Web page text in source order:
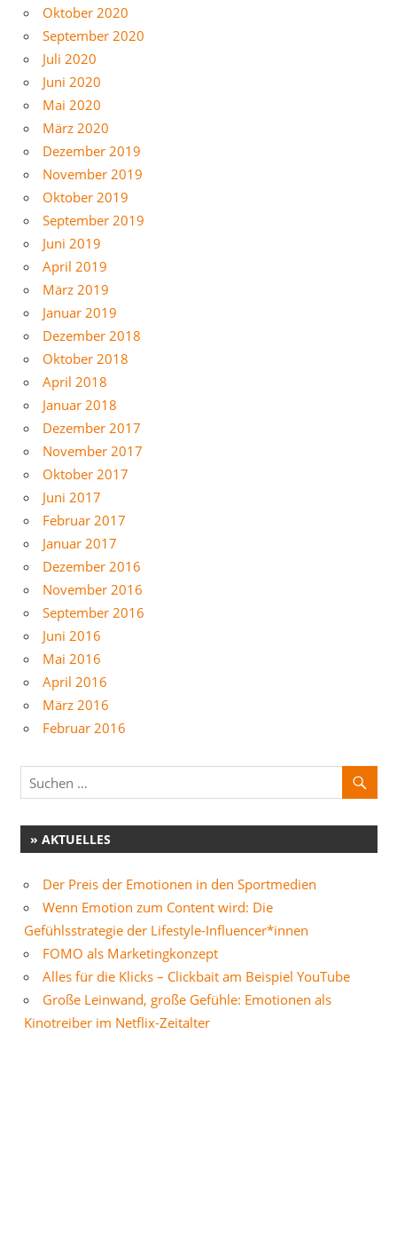
Oktober 2020
September 2020
Juli 2020
Juni 2020
Mai 2020
März 2020
Dezember 2019
November 2019
Oktober 2019
September 2019
Juni 2019
April 2019
März 2019
Januar 2019
Dezember 2018
Oktober 2018
April 2018
Januar 2018
Dezember 2017
November 2017
Oktober 2017
Juni 2017
Februar 2017
Januar 2017
Dezember 2016
November 2016
September 2016
Juni 2016
Mai 2016
April 2016
März 2016
Februar 2016
» AKTUELLES
Der Preis der Emotionen in den Sportmedien
Wenn Emotion zum Content wird: Die
Gefühlsstrategie der Lifestyle-Influencer*innen
FOMO als Marketingkonzept
Alles für die Klicks – Clickbait am Beispiel YouTube
Große Leinwand, große Gefühle: Emotionen als
Kinotreiber im Netflix-Zeitalter